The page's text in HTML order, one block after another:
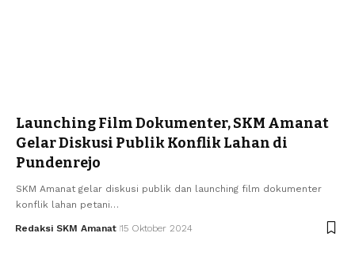
Launching Film Dokumenter, SKM Amanat
Gelar Diskusi Publik Konflik Lahan di
Pundenrejo
SKM Amanat gelar diskusi publik dan launching film dokumenter
konflik lahan petani…
Redaksi SKM Amanat 15 Oktober 2024